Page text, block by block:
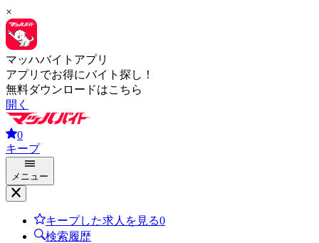
×
マッハバイトアプリ
アプリでお得にバイト探し！
無料ダウンロードはこちら
開く
0
キープ
メニュー
キープした求人を見る0
検索履歴